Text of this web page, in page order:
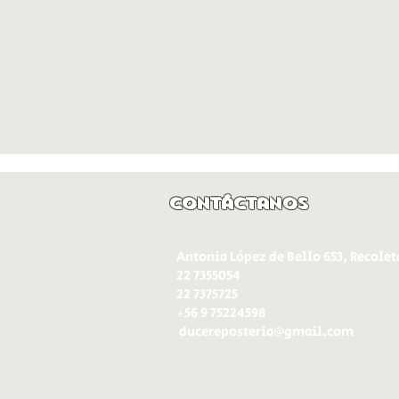
Contáctanos
Antonia López de Bello 653,
22 7355054
22 7375725
+56 9 75224598
ducereposteria@gmail.com